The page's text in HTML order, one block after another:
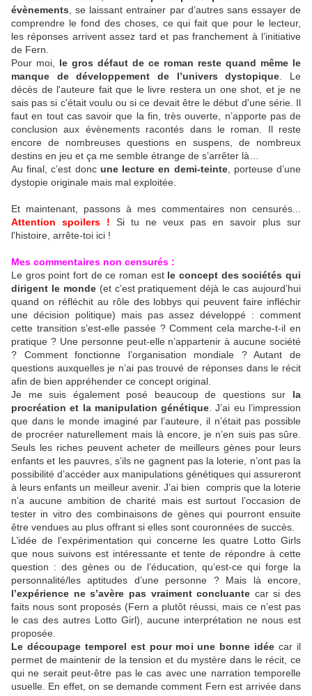
évènements , se laissant entrainer par d’autres sans essayer de
comprendre le fond des choses, ce qui fait que pour le lecteur,
les réponses arrivent assez tard et pas franchement à l’initiative
de Fern.
Pour moi, le gros défaut de ce roman reste quand même le
manque de développement de l’univers dystopique . Le
décès de l'auteure fait que le livre restera un one shot, et je ne
sais pas si c'était voulu ou si ce devait être le début d'une série. Il
faut en tout cas savoir que la fin, très ouverte, n’apporte pas de
conclusion aux évènements racontés dans le roman. Il reste
encore de nombreuses questions en suspens, de nombreux
destins en jeu et ça me semble étrange de s’arrêter là…
Au final, c’est donc une lecture en demi-teinte, porteuse d’une
dystopie originale mais mal exploitée.
Et maintenant, passons à mes commentaires non censurés...
Attention spoilers ! Si tu ne veux pas en savoir plus sur
l'histoire, arrête-toi ici !
Mes commentaires non censurés :
Le gros point fort de ce roman est le concept des sociétés qui
dirigent le monde(et c’est pratiquement déjà le cas aujourd’hui
quand on réfléchit au rôle des lobbys qui peuvent faire infléchir
une décision politique) mais pas assez développé : comment
cette transition s’est-elle passée ? Comment cela marche-t-il en
pratique ? Une personne peut-elle n’appartenir à aucune société
? Comment fonctionne l’organisation mondiale ? Autant de
questions auxquelles je n’ai pas trouvé de réponses dans le récit
afin de bien appréhender ce concept original.
Je me suis également posé beaucoup de questions sur la
procréation et la manipulation génétique . J’ai eu l’impression
que dans le monde imaginé par l’auteure, il n’était pas possible
de procréer naturellement mais là encore, je n’en suis pas sûre.
Seuls les riches peuvent acheter de meilleurs gènes pour leurs
enfants et les pauvres, s’ils ne gagnent pas la loterie, n’ont pas la
possibilité d’accéder aux manipulations génétiques qui assureront
à leurs enfants un meilleur avenir. J’ai bien compris que la loterie
n’a aucune ambition de charité mais est surtout l’occasion de
tester in vitro des combinaisons de gènes qui pourront ensuite
être vendues au plus offrant si elles sont couronnées de succès.
L’idée de l’expérimentation qui concerne les quatre Lotto Girls
que nous suivons est intéressante et tente de répondre à cette
question : des gènes ou de l’éducation, qu’est-ce qui forge la
personnalité/les aptitudes d’une personne ? Mais là encore,
l’expérience ne s’avère pas vraiment concluante car si des
faits nous sont proposés (Fern a plutôt réussi, mais ce n’est pas
le cas des autres Lotto Girl), aucune interprétation ne nous est
proposée.
Le découpage temporel est pour moi une bonne idée car il
permet de maintenir de la tension et du mystère dans le récit, ce
qui ne serait peut-être pas le cas avec une narration temporelle
usuelle. En effet, on se demande comment Fern est arrivée dans